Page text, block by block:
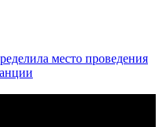
место проведения